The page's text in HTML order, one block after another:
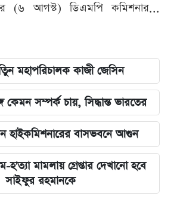
(৬ আগস্ট) ডিএমপি কমিশনার...
মহাপরিচালক কাজী জেসিন
কেমন সম্পর্ক চায়, সিদ্ধান্ত ভারতের
হাইকমিশনারের বাসভবনে আগুন
মামলায় গ্রেপ্তার দেখানো হবে
সাইফুর রহমানকে